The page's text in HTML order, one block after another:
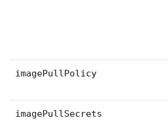
imagePullPolicy
imagePullSecrets